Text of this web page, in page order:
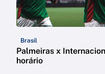
Brasil
Palmeiras x
horário